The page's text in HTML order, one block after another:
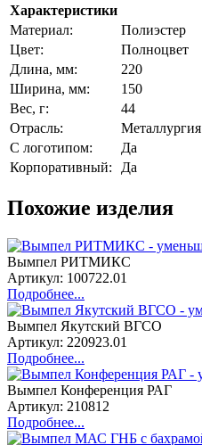
Характеристики
Материал:
Полиэстер
Цвет:
Полноцвет
Длина, мм:
220
Ширина, мм:
150
Вес, г:
44
Отрасль:
Металлургия
С логотипом:
Да
Корпоративный:
Да
Похожие изделия
Вымпел РИТМИКС
Артикул: 100722.01
Подробнее...
Вымпел Якутский ВГСО
Артикул: 220923.01
Подробнее...
Вымпел Конференция РАГ
Артикул: 210812
Подробнее...